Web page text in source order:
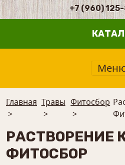
+7 (960)
Главная
>
Травы
>
⁠Фитосбор
>
РАСТВОРЕНИЕ
ФИТОСБОР